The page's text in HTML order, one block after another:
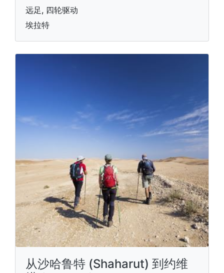
远足, 四轮驱动
埃拉特
从沙哈鲁特 (Shaharut) 到约维